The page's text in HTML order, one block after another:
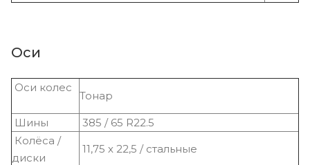
Оси
Оси колес
Тонар
Шины
385 / 65 R22.5
Колёса /
диски
11,75 х 22,5 / стальные